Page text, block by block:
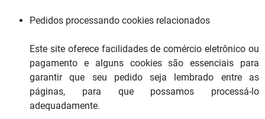
Pedidos processando cookies relacionados
Este site oferece facilidades de comércio eletrônico ou
pagamento e alguns cookies são essenciais para
garantir que seu pedido seja lembrado entre as
páginas, para que possamos processá-lo
adequadamente.